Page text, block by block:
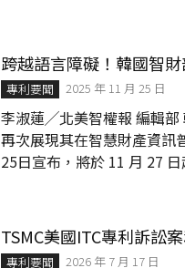
碳發明專利授權5.3萬件，
跨越語言障礙！韓國智
專利要聞 2025 年 11 月 25 日
李淑蓮╱北美智權報 編輯
再次展現其在智慧財產資訊
25日宣布，將於 11 月 27
韓文翻譯，讓任何人都能夠
日文...
TSMC美國ITC專利訴訟
專利要聞 2026 年 7 月 17 日